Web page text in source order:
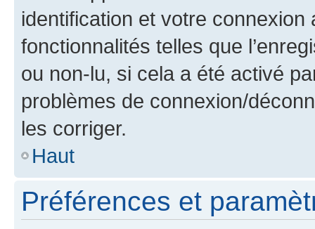
identification et votre
fonctionnalités telles que
ou non-lu, si cela a été activé
problèmes de connexion/
les corriger.
Haut
Préférences et